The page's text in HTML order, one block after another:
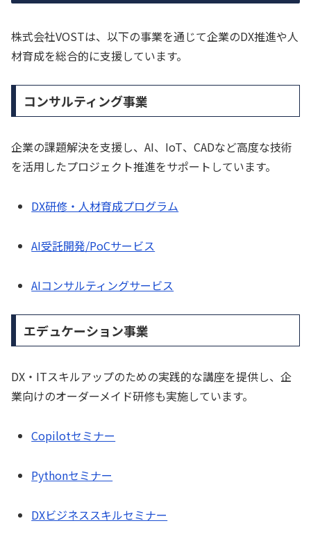
株式会社VOSTは、以下の事業を通じて企業のDX推進や人
材育成を総合的に支援しています。
コンサルティング事業
企業の課題解決を支援し、AI、IoT、CADなど高度な技術
を活用したプロジェクト推進をサポートしています。
DX研修・人材育成プログラム
AI受託開発/PoCサービス
AIコンサルティングサービス
エデュケーション事業
DX・ITスキルアップのための実践的な講座を提供し、企
業向けのオーダーメイド研修も実施しています。
Copilotセミナー
Pythonセミナー
DXビジネススキルセミナー